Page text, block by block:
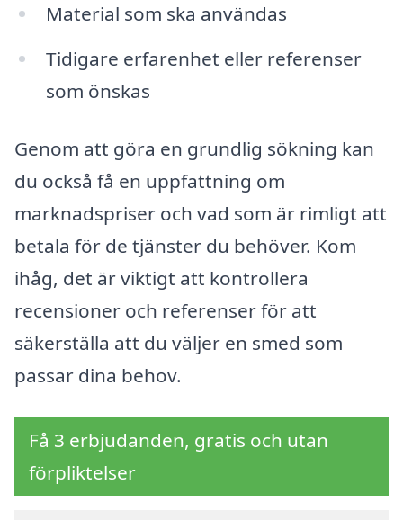
Material som ska användas
Tidigare erfarenhet eller referenser
som önskas
Genom att göra en grundlig sökning kan
du också få en uppfattning om
marknadspriser och vad som är rimligt att
betala för de tjänster du behöver. Kom
ihåg, det är viktigt att kontrollera
recensioner och referenser för att
säkerställa att du väljer en smed som
passar dina behov.
Få 3 erbjudanden, gratis och utan
förpliktelser